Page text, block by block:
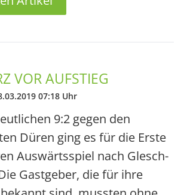
VOR AUFSTIEG
07:18 Uhr
9:2 gegen den
Düren ging es für die Erste
Auswärtsspiel nach Glesch-
Gastgeber, die für ihre